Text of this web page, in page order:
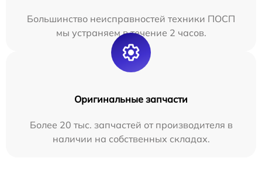
Большинство неисправностей техники ПОСП
мы устраняем в течение 2 часов.
Оригинальные запчасти
Более 20 тыс. запчастей от производителя в
наличии на собственных складах.